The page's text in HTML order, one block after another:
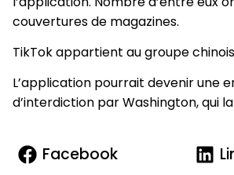
couvertures de magazines.
TikTok appartient au groupe
L’application pourrait devenir une
d’interdiction par Washington, qui
Facebook